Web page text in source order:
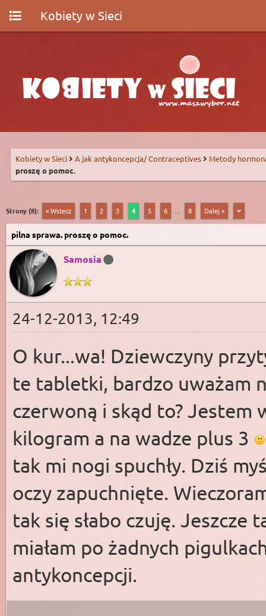
Kobiety w Sieci
Kobiety w Sieci A jak antykoncepcja/ Contraceptives
Metody
proszę o pomoc.
Strony (8): « Wstecz 1 2 3 4 5 6 8 Dalej »
pilna sprawa. proszę o pomoc.
Samosia
24-12-2013, 12:49
O kur...wa! Dziewczyny
te tabletki, bardzo uważam
czerwoną i skąd to? Jestem
kilogram a na wadze plus 3
tak mi nogi spuchły. Dziś
oczy zapuchnięte.
tak się słabo czuję. Jeszcze
miałam po żadnych
antykoncepcji.